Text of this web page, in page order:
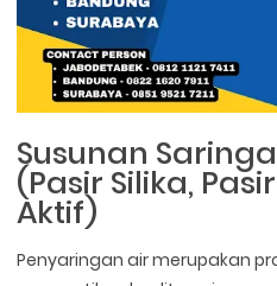
Susunan
(Pasir Silika,
Aktif)
Penyaringan air merupakan